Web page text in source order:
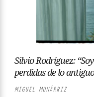
Silvio Rodríguez:
perdidas de lo
MIGUEL MUNÁRRIZ